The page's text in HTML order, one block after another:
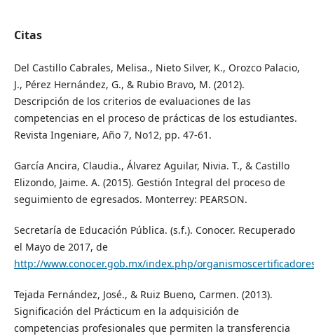
Citas
Del Castillo Cabrales, Melisa., Nieto Silver, K., Orozco Palacio,
J., Pérez Hernández, G., & Rubio Bravo, M. (2012).
Descripción de los criterios de evaluaciones de las
competencias en el proceso de prácticas de los estudiantes.
Revista Ingeniare, Año 7, No12, pp. 47-61.
García Ancira, Claudia., Álvarez Aguilar, Nivia. T., & Castillo
Elizondo, Jaime. A. (2015). Gestión Integral del proceso de
seguimiento de egresados. Monterrey: PEARSON.
Secretaría de Educación Pública. (s.f.). Conocer. Recuperado
el Mayo de 2017, de
http://www.conocer.gob.mx/index.php/
Tejada Fernández, José., & Ruiz Bueno, Carmen. (2013).
Significación del Prácticum en la adquisición de
competencias profesionales que permiten la transferencia